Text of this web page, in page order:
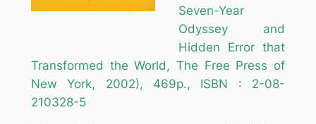
Seven-Year
Odyssey and
Hidden Error that
Transformed the World , The Free Press of
New York, 2002), 469p., ISBN : 2-08-
210328-5